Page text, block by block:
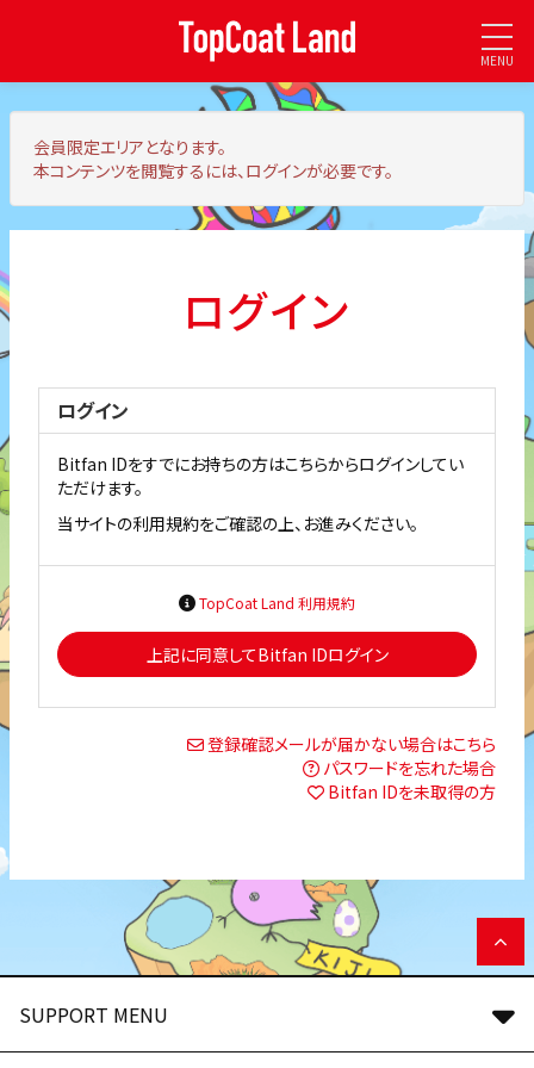
MENU
会員限定エリア となります。
本コンテンツを閲覧するには、ログインが必要です。
ログイン
ログイン
Bitfan IDをすでにお持ちの方はこちらからログインしてい
ただけます。
当サイトの利用規約をご確認の上、お進みください。
TopCoat Land 利用規約
上記に同意してBitfan IDログイン
登録確認メールが届かない場合はこちら
パスワードを忘れた場合
Bitfan IDを未取得の方
SUPPORT MENU